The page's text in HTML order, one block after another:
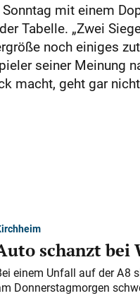
mit einem
Tabelle. „Zwei
noch einiges
seiner Meinung
macht, geht gar
schanzt bei
einem Unfall auf der A 8
Donnerstagmorgen